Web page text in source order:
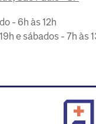
- 6h às 12h
e sábados - 7h às